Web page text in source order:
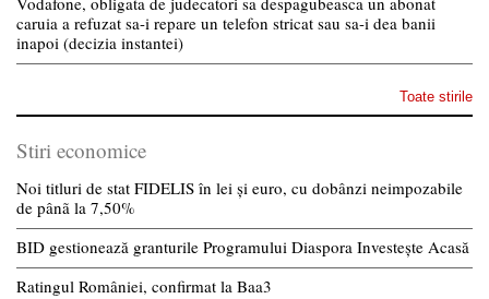
caruia a refuzat sa-i repare un telefon stricat sau sa-i dea banii
inapoi (decizia instantei)
Toate stirile
Stiri economice
Noi titluri de stat FIDELIS în lei și euro, cu dobânzi neimpozabile
de pânã la 7,50%
BID gestionează granturile Programului Diaspora Investește Acasă
Ratingul României, confirmat la Baa3